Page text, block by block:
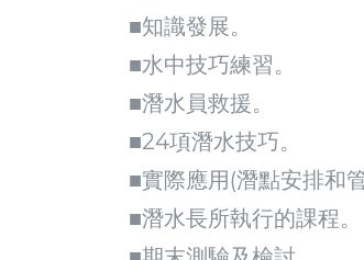
■知識發展。
■水中技巧練習。
■潛水員救援。
■24項潛水技巧。
■實際應用(潛點安排和
■潛水長所執行的課程。